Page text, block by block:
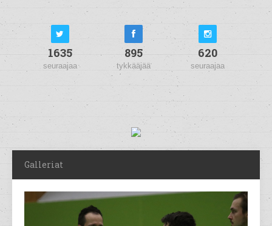
1635
seuraajaa
895
tykkääjää
620
seuraajaa
Galleriat